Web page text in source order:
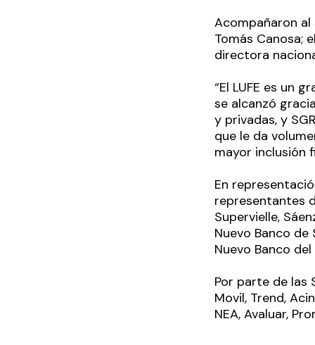
Acompañaron al
Tomás Canosa;
directora
“El LUFE es un
se alcanzó
y privadas, y
que le da
mayor inclusión
En
representantes
Supervielle,
Nuevo Banco de
Nuevo Banco
Por parte de las
Movil, Trend,
NEA, Avaluar,